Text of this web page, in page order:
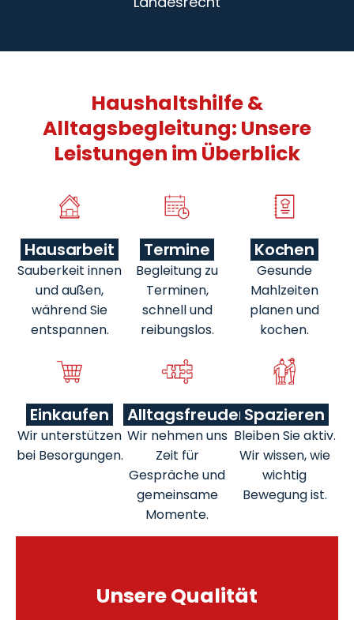
Haushaltshilfe &
Alltagsbegleitung: Unsere
Leistungen im Überblick
Hausarbeit
Sauberkeit innen
und außen,
während Sie
entspannen.
Termine
Begleitung zu
Terminen,
schnell und
reibungslos.
Kochen
Gesunde
Mahlzeiten
planen und
kochen.
Einkaufen
Wir unterstützen
bei Besorgungen.
Alltagsfreuden
Wir nehmen uns
Zeit für
Gespräche und
gemeinsame
Momente.
Spazieren
Bleiben Sie aktiv.
Wir wissen, wie
wichtig
Bewegung ist.
Unsere Qualität